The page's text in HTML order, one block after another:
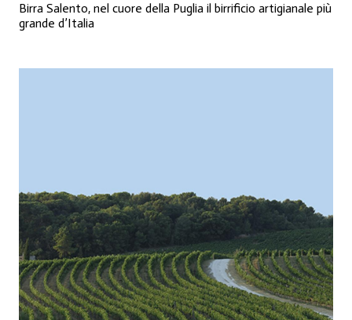
Birra Salento, nel cuore della Puglia il birrificio artigianale più
grande d’Italia